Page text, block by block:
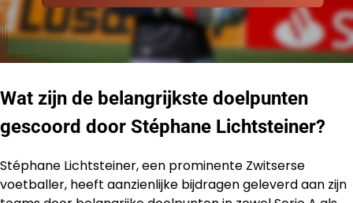
Wat zijn de belangrijkste doelpunten
gescoord door Stéphane Lichtsteiner?
Stéphane Lichtsteiner, een prominente Zwitserse
voetballer, heeft aanzienlijke bijdragen geleverd aan zijn